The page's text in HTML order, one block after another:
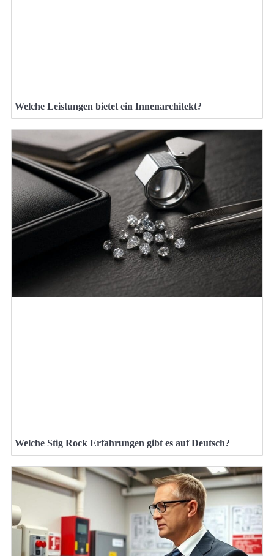
Welche Leistungen bietet ein Innenarchitekt?
Welche Stig Rock Erfahrungen gibt es auf Deutsch?